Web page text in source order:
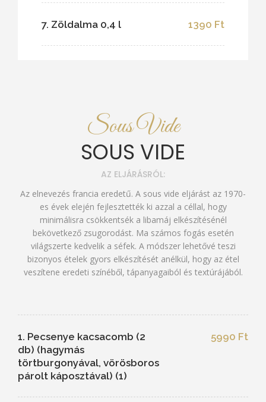
7. Zöldalma 0,4 l 1390 Ft
Sous Vide
SOUS VIDE
AZ ELJÁRÁSRÓL:
Az elnevezés francia eredetű. A sous vide eljárást az 1970-
es évek elején fejlesztették ki azzal a céllal, hogy
minimálisra csökkentsék a libamáj elkészítésénél
bekövetkező zsugorodást. Ma számos fogás esetén
világszerte kedvelik a séfek. A módszer lehetővé teszi
bizonyos ételek gyors elkészítését anélkül, hogy az étel
veszítene eredeti színéből, tápanyagaiból és textúrájából.
1. Pecsenye kacsacomb (2
db) (hagymás
törtburgonyával, vörösboros
párolt káposztával) (1)
5990 Ft